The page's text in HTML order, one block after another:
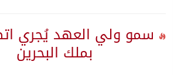
سمو ولي العهد يُجري
بملك البحرين